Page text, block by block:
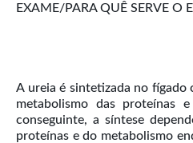
EXAME/PARA QUÊ SERVE O
A ureia é sintetizada no
metabolismo das proteínas
conseguinte, a síntese
proteínas e do metabolismo